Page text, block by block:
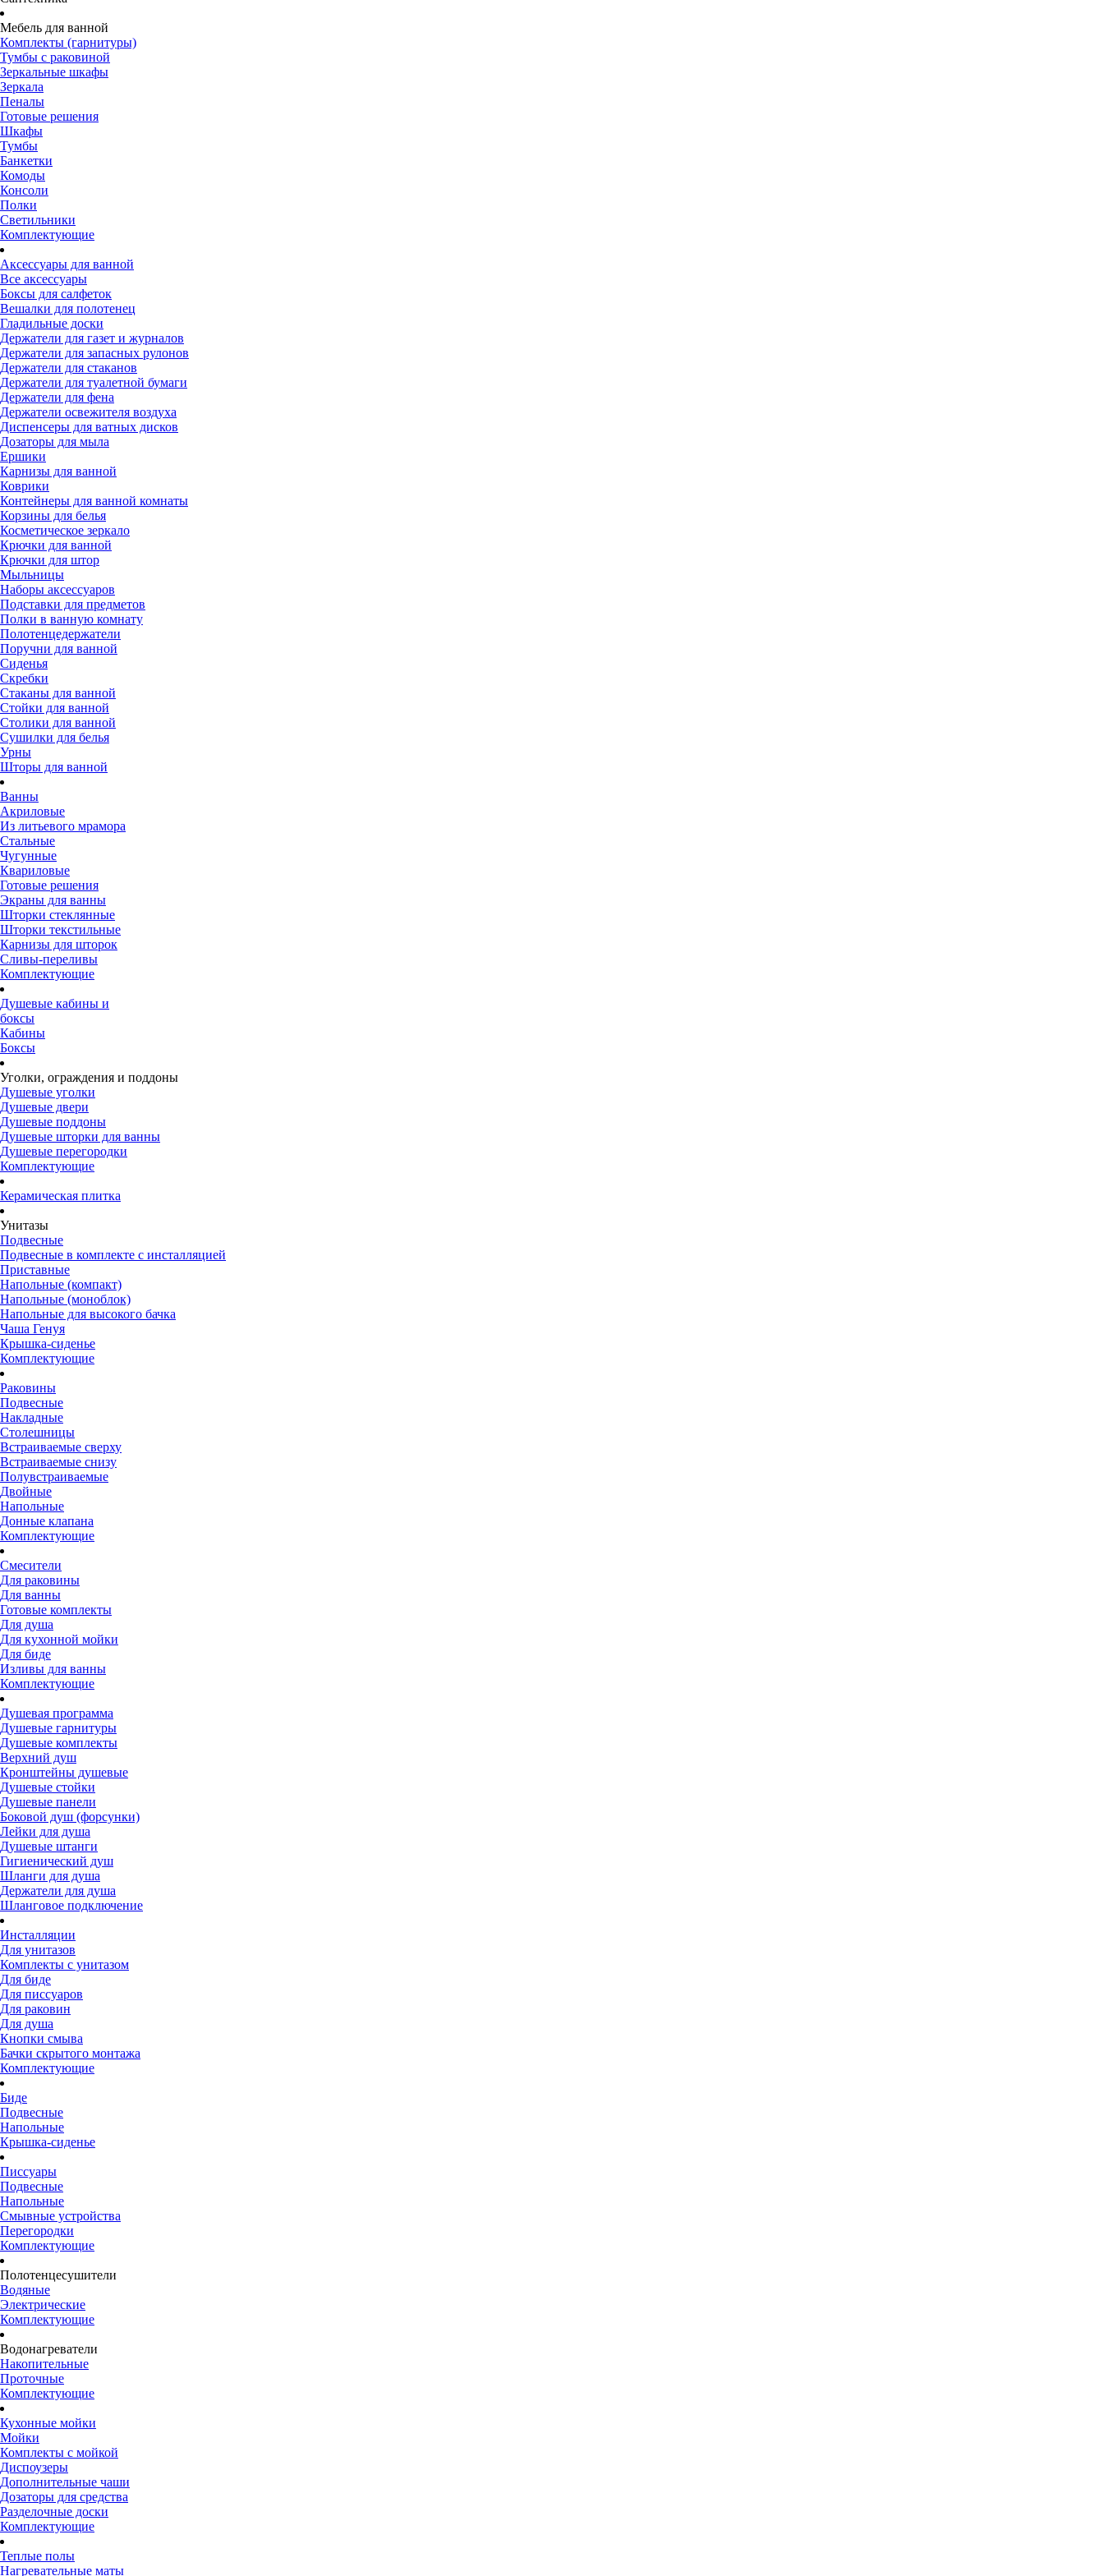
Мебель для ванной
Комплекты (гарнитуры)
Тумбы с раковиной
Зеркальные шкафы
Зеркала
Пеналы
Готовые решения
Шкафы
Тумбы
Банкетки
Комоды
Консоли
Полки
Светильники
Комплектующие
Аксессуары для ванной
Все аксессуары
Боксы для салфеток
Вешалки для полотенец
Гладильные доски
Держатели для газет и журналов
Держатели для запасных рулонов
Держатели для стаканов
Держатели для туалетной бумаги
Держатели для фена
Держатели освежителя воздуха
Диспенсеры для ватных дисков
Дозаторы для мыла
Ершики
Карнизы для ванной
Коврики
Контейнеры для ванной комнаты
Корзины для белья
Косметическое зеркало
Крючки для ванной
Крючки для штор
Мыльницы
Наборы аксессуаров
Подставки для предметов
Полки в ванную комнату
Полотенцедержатели
Поручни для ванной
Сиденья
Скребки
Стаканы для ванной
Стойки для ванной
Столики для ванной
Сушилки для белья
Урны
Шторы для ванной
Ванны
Акриловые
Из литьевого мрамора
Стальные
Чугунные
Квариловые
Готовые решения
Экраны для ванны
Шторки стеклянные
Шторки текстильные
Карнизы для шторок
Сливы-переливы
Комплектующие
Душевые кабины и
боксы
Кабины
Боксы
Уголки, ограждения и поддоны
Душевые уголки
Душевые двери
Душевые поддоны
Душевые шторки для ванны
Душевые перегородки
Комплектующие
Керамическая плитка
Унитазы
Подвесные
Подвесные в комплекте с инсталляцией
Приставные
Напольные (компакт)
Напольные (моноблок)
Напольные для высокого бачка
Чаша Генуя
Крышка-сиденье
Комплектующие
Раковины
Подвесные
Накладные
Столешницы
Встраиваемые сверху
Встраиваемые снизу
Полувстраиваемые
Двойные
Напольные
Донные клапана
Комплектующие
Смесители
Для раковины
Для ванны
Готовые комплекты
Для душа
Для кухонной мойки
Для биде
Изливы для ванны
Комплектующие
Душевая программа
Душевые гарнитуры
Душевые комплекты
Верхний душ
Кронштейны душевые
Душевые стойки
Душевые панели
Боковой душ (форсунки)
Лейки для душа
Душевые штанги
Гигиенический душ
Шланги для душа
Держатели для душа
Шланговое подключение
Инсталляции
Для унитазов
Комплекты с унитазом
Для биде
Для писсуаров
Для раковин
Для душа
Кнопки смыва
Бачки скрытого монтажа
Комплектующие
Биде
Подвесные
Напольные
Крышка-сиденье
Писсуары
Подвесные
Напольные
Смывные устройства
Перегородки
Комплектующие
Полотенцесушители
Водяные
Электрические
Комплектующие
Водонагреватели
Накопительные
Проточные
Комплектующие
Кухонные мойки
Мойки
Комплекты с мойкой
Диспоузеры
Дополнительные чаши
Дозаторы для средства
Разделочные доски
Комплектующие
Теплые полы
Нагревательные маты